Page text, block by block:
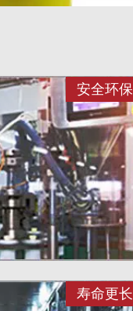
安全环保
寿命更长